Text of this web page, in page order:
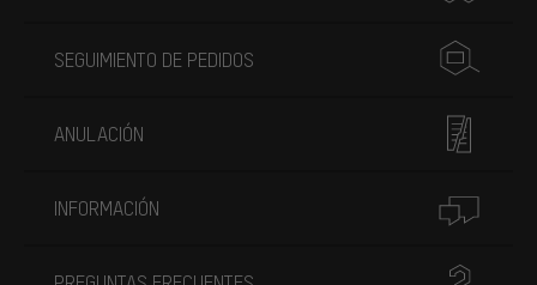
SEGUIMIENTO DE PEDIDOS
ANULACIÓN
INFORMACIÓN